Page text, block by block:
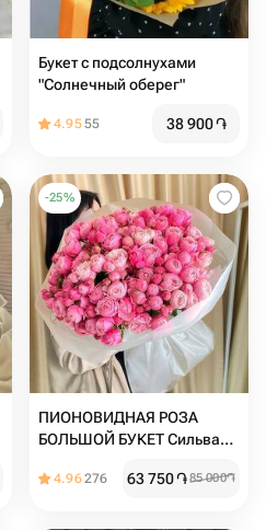
Букет с подсолнухами
"Солнечный оберег"
4.9555 38 900֏
-25%
ПИОНОВИДНАЯ РОЗА
БОЛЬШОЙ БУКЕТ Сильва
4.96276 63 750֏85 000֏